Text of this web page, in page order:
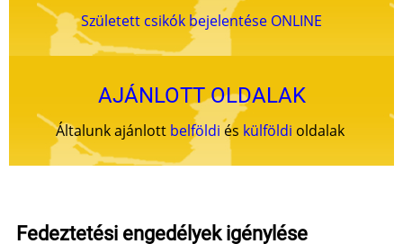
Született csikók bejelentése ONLINE
AJÁNLOTT OLDALAK
Általunk ajánlott belföldi és külföldi oldalak
Fedeztetési engedélyek igénylése